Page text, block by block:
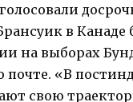
в Канаде
на выборах
почте. «В
свою